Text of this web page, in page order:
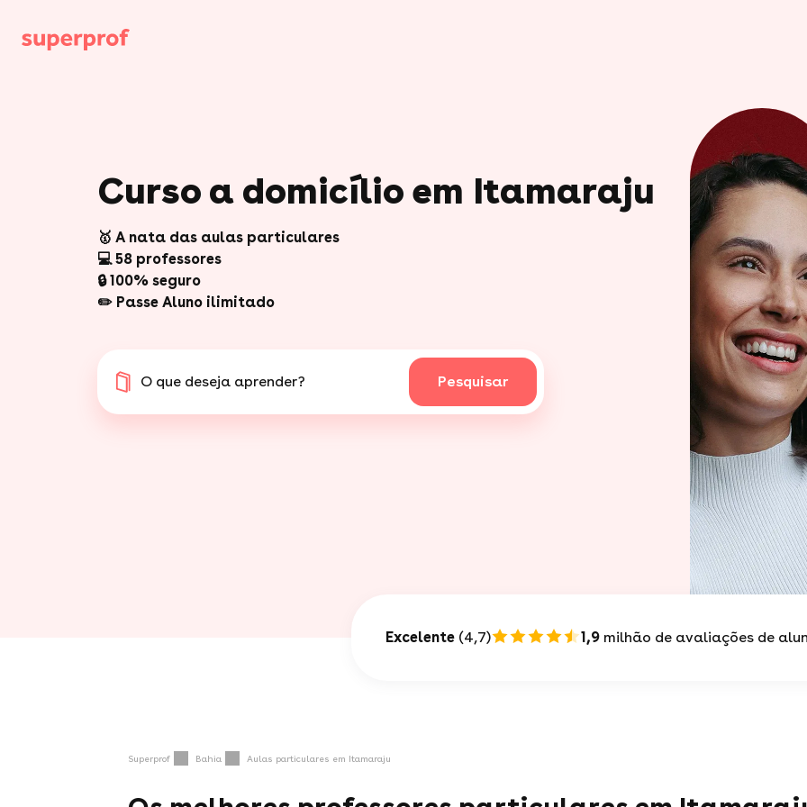
Curso a domicílio em Itamaraju
🥇 A nata das aulas particulares
💻 58 professores
🔒 100% seguro
✏️ Passe Aluno ilimitado
O que deseja aprender? Pesquisar
Excelente (4,7) 1,9 milhão de avaliações de
Superprof Bahia Aulas particulares em Itamaraju